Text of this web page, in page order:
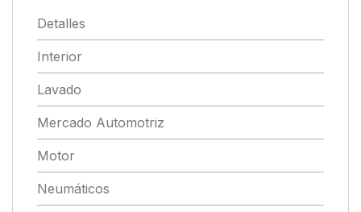
Detalles
Interior
Lavado
Mercado Automotriz
Motor
Neumáticos